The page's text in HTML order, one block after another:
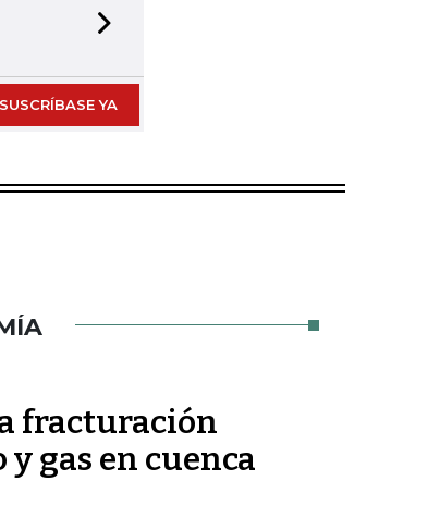
SUSCRÍBASE YA
fracturación
gas en cuenca